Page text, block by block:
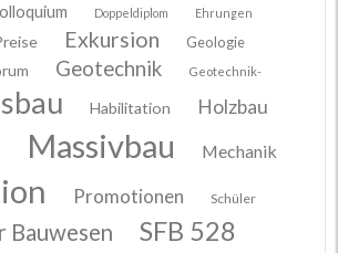
Doppeldiplom Ehrungen
Exkursion
Geologie
Geotechnik Geotechnik-
Habilitation Holzbau
Massivbau Mechanik
Promotionen Schüler
Bauwesen SFB 528